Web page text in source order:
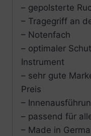
– gepolsterte
– Tragegriff an
– Notenfach
– optimaler
Instrument
– sehr gute
Preis
–
– passend für
– Made in